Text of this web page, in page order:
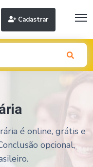
Cadastrar
é online, grátis e
opcional,